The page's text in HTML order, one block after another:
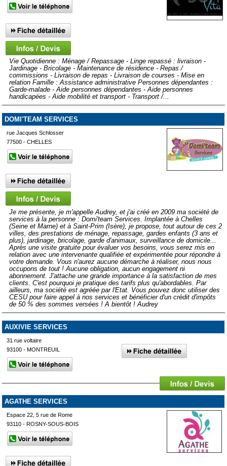
Vie Quotidienne : Ménage / Repassage - Linge repassé : livraison -
Jardinage - Bricolage - Maintenance de résidence - Repas /
commissions - Livraison de repas - Livraison de courses - Mise en
relation Famille : Assistance administrative Personnes dépendantes :
Garde-malade - Aide personnes dépendantes - Aide personnes
handicapées - Aide mobilité et transport - Transport /...
DOMI'TEAM SERVICES
rue Jacques Schlosser
77500 - CHELLES
Je me présente, je m'appelle Audrey, et j'ai créé en 2009 ma société de
services à la personne : Domi'team Services. Implantée à Chelles
(Seine et Marne) et à Saint-Prim (Isère), je propose, tout autour de ces 2
villes, des prestations de ménage, repassage, gardes enfants (3 ans et
plus), jardinage, bricolage, garde d'animaux, surveillance de domicile...
Après une visite gratuite pour évaluer vos besoins, vous serez mis en
relation avec une intervenante qualifiée et expérimentée pour répondre à
votre demande. Vous n'aurez aucune démarche à réaliser, nous nous
occupons de tout ! Aucune obligation, aucun engagement ni
abonnement. J'attache une grande importance à la satisfaction de mes
clients. C'est pourquoi je pratique des tarifs plus qu'abordables. Par
ailleurs, ma société est agréée par l'Etat. Vous pouvez donc utiliser des
CESU pour faire appel à nos services et bénéficier d'un crédit d'impôts
de 50 % des sommes versées ! A bientôt ! Audrey
AUXIVIE SERVICES
31 rue voltaire
93100 - MONTREUIL
AGATHE SERVICES
Espace 22, 5 rue de Rome
93110 - ROSNY-SOUS-BOIS